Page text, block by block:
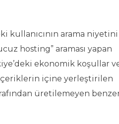
kullanıcının arama niyetini
hosting” araması yapan
ekonomik koşullar
içeriklerin içine yerleştirilen
üretilemeyen